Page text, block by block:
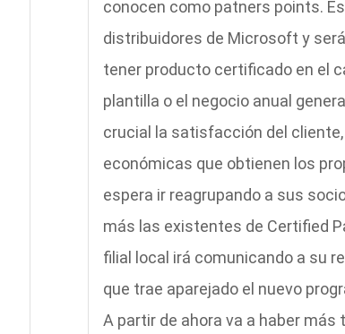
conocen como patners points.
distribuidores de Microsoft y
tener producto certificado en el
plantilla o el negocio anual
crucial la satisfacción del
económicas que obtienen los
espera ir reagrupando a sus
más las existentes de Certified
filial local irá comunicando a su
que trae aparejado el nuevo
A partir de ahora va a haber